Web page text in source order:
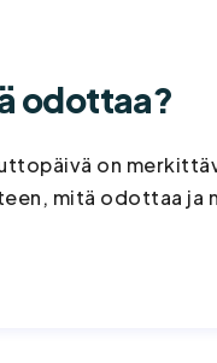
odottaa?
on
mitä odottaa ja